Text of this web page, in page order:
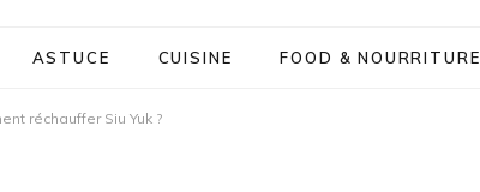
ASTUCE CUISINE FOOD & NOURRITURE
réchauffer Siu Yuk ?